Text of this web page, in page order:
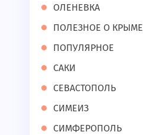
ОЛЕНЕВКА
ПОЛЕЗНОЕ О КРЫМЕ
ПОПУЛЯРНОЕ
САКИ
СЕВАСТОПОЛЬ
СИМЕИЗ
СИМФЕРОПОЛЬ